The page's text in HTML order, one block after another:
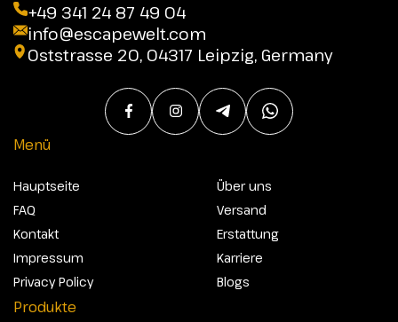
+49 341 24 87 49 04
info@escapewelt.com
Oststrasse 20, 04317 Leipzig, Germany
Menü
Hauptseite
FAQ
Kontakt
Impressum
Privacy Policy
Über uns
Versand
Erstattung
Karriere
Blogs
Produkte